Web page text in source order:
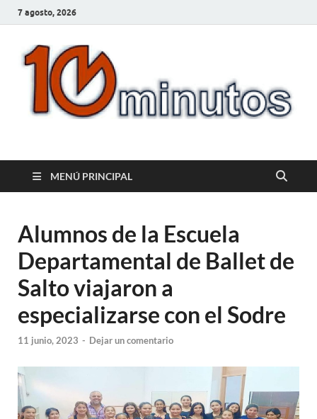
7 agosto, 2026
10minutos.com.uy
MENÚ PRINCIPAL
Alumnos de la Escuela
Departamental de Ballet de
Salto viajaron a
especializarse con el Sodre
11 junio, 2023 - Dejar un comentario